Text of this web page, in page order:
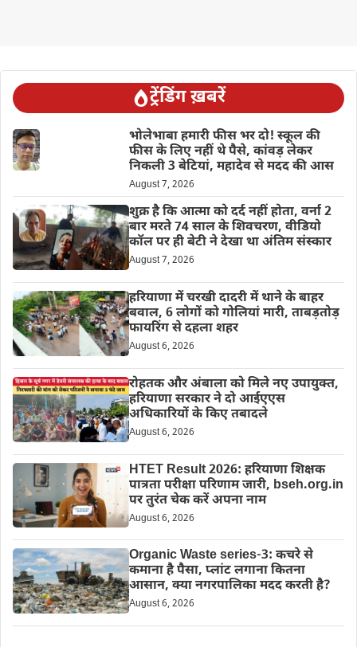
ट्रेंडिंग ख़बरें
भोलेभाबा हमारी फीस भर दो! स्कूल की
फीस के लिए नहीं थे पैसे, कांवड़ लेकर
निकली 3 बेटियां, महादेव से मदद की आस
August 7, 2026
शुक्र है कि आत्मा को दर्द नहीं होता, वर्ना 2
बार मरते 74 साल के शिवचरण, वीडियो
कॉल पर ही बेटी ने देखा था अंतिम संस्कार
August 7, 2026
हरियाणा में चरखी दादरी में थाने के बाहर
बवाल, 6 लोगों को गोलियां मारी, ताबड़तोड़
फायरिंग से दहला शहर
August 6, 2026
रोहतक और अंबाला को मिले नए उपायुक्त,
हरियाणा सरकार ने दो आईएएस
अधिकारियों के किए तबादले
August 6, 2026
HTET Result 2026: हरियाणा शिक्षक
पात्रता परीक्षा परिणाम जारी, bseh.org.in
पर तुरंत चेक करें अपना नाम
August 6, 2026
Organic Waste series-3: कचरे से
कमाना है पैसा, प्लांट लगाना कितना
आसान, क्या नगरपालिका मदद करती है?
August 6, 2026